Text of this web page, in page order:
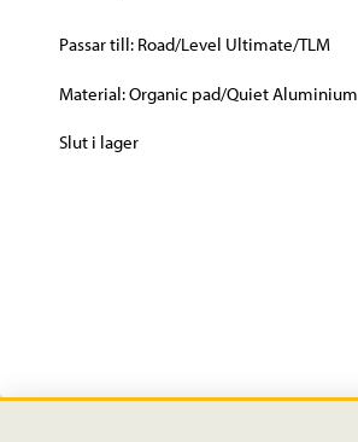
Passar till: Road/Level Ultimate/TLM
Material: Organic pad/Quiet Aluminium
Slut i lager